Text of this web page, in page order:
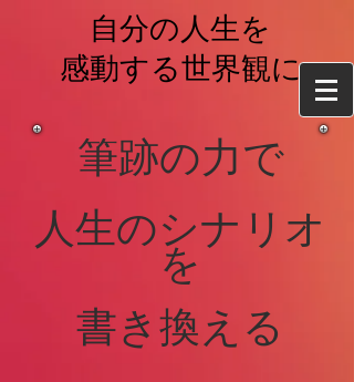
自分の人生を
感動する世界観に
筆跡の力で
​人生のシナリオ
を
書き換える